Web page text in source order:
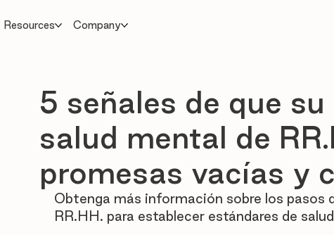
Resources Company
5 señales de que
salud mental de
promesas vacías y
Obtenga más información sobre los pasos
RR.HH. para establecer estándares de